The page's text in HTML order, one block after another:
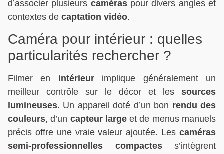
d’associer plusieurs caméraspour divers angles et
contextes de captation vidéo.
Caméra pour intérieur : quelles
particularités rechercher ?
Filmer en intérieurimplique généralement un
meilleur contrôle sur le décor et les sources
lumineuses. Un appareil doté d’un bon rendu des
couleurs, d’un capteur largeet de menus manuels
précis offre une vraie valeur ajoutée. Les caméras
semi-professionnelles compactess’intègrent